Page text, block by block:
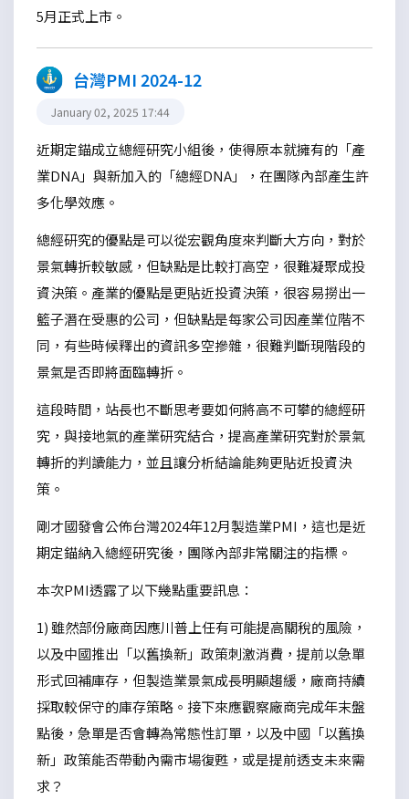
5月正式上市。
台灣PMI 2024-12
January 02, 2025 17:44
近期定錨成立總經研究小組後，使得原本就擁有的「產
業DNA」與新加入的「總經DNA」，在團隊內部產生許
多化學效應。
總經研究的優點是可以從宏觀角度來判斷大方向，對於
景氣轉折較敏感，但缺點是比較打高空，很難凝聚成投
資決策。產業的優點是更貼近投資決策，很容易撈出一
籃子潛在受惠的公司，但缺點是每家公司因產業位階不
同，有些時候釋出的資訊多空摻雜，很難判斷現階段的
景氣是否即將面臨轉折。
這段時間，站長也不斷思考要如何將高不可攀的總經研
究，與接地氣的產業研究結合，提高產業研究對於景氣
轉折的判讀能力，並且讓分析結論能夠更貼近投資決
策。
剛才國發會公佈台灣2024年12月製造業PMI，這也是近
期定錨納入總經研究後，團隊內部非常關注的指標。
本次PMI透露了以下幾點重要訊息：
1) 雖然部份廠商因應川普上任有可能提高關稅的風險，
以及中國推出「以舊換新」政策刺激消費，提前以急單
形式回補庫存，但製造業景氣成長明顯趨緩，廠商持續
採取較保守的庫存策略。接下來應觀察廠商完成年末盤
點後，急單是否會轉為常態性訂單，以及中國「以舊換
新」政策能否帶動內需市場復甦，或是提前透支未來需
求？